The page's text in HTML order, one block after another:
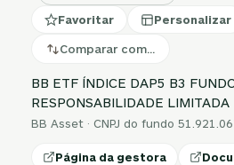
Favoritar Personalizar
Comparar com…
BB ETF ÍNDICE DAP5 B3
RESPONSABILIDADE LIMITADA
BB Asset · CNPJ do fundo
Página da gestora